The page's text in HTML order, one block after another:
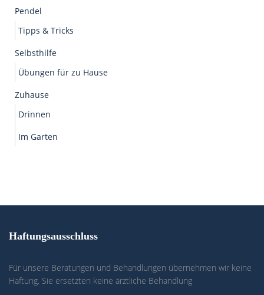
Pendel
Tipps & Tricks
Selbsthilfe
Übungen für zu Hause
Zuhause
Drinnen
Im Garten
Haftungsausschluss
Für unsere Beratungen und Behandlungen übernehmen wir keine
Haftung. Sie ersetzten keine ärztliche Behandlung